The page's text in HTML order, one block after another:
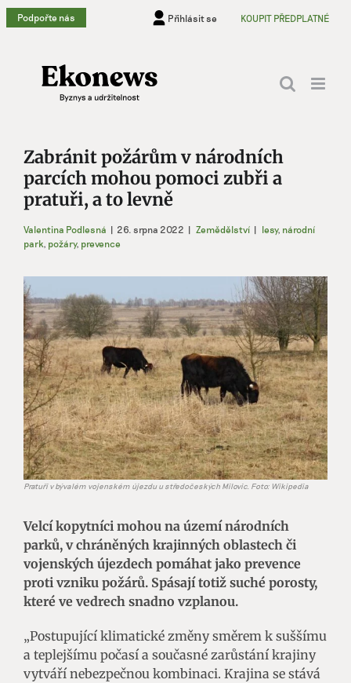
Přeskočit
na
Podpořte nás Přihlásit se KOUPIT PŘEDPLATNÉ
Zabránit požárům v národních
parcích mohou pomoci zubři a
pratuři, a to levně
Valentina Podlesná | 26. srpna 2022 | Zemědělství | lesy, národní
park, požáry, prevence
Zobrazit
větší
obrázek
Pratuři v bývalém vojenském újezdu u středočeských Milovic. Foto: Wikipedia
Velcí kopytníci mohou na území národních
parků, v chráněných krajinných oblastech či
vojenských újezdech pomáhat jako prevence
proti vzniku požárů. Spásají totiž suché porosty,
které ve vedrech snadno vzplanou.
„Postupující klimatické změny směrem k suššímu
a teplejšímu počasí a současné zarůstání krajiny
vytváří nebezpečnou kombinaci. Krajina se stává